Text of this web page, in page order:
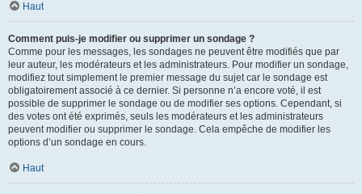
Haut
Comment puis-je modifier ou supprimer un sondage ?
Comme pour les messages, les sondages ne peuvent être modifiés que par
leur auteur, les modérateurs et les administrateurs. Pour modifier un sondage,
modifiez tout simplement le premier message du sujet car le sondage est
obligatoirement associé à ce dernier. Si personne n’a encore voté, il est
possible de supprimer le sondage ou de modifier ses options. Cependant, si
des votes ont été exprimés, seuls les modérateurs et les administrateurs
peuvent modifier ou supprimer le sondage. Cela empêche de modifier les
options d’un sondage en cours.
Haut